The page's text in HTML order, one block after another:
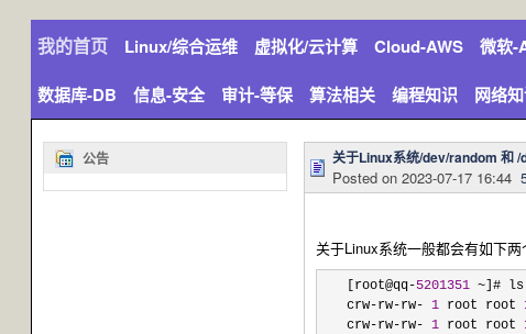
我的首页 Linux/综合运维 虚拟化/云计算 Cloud-AWS 微软-
数据库-DB
信息-安全 审计-等保 算法相关 编程知识 网络
公告 关于Linux系统/dev/random 和
Posted on 2023-07-17 16:44
关于Linux系统一般都会有如下
[root@qq-5201351 ~]# ls
crw-rw-rw- 1 root root
crw-rw-rw- 1 root root